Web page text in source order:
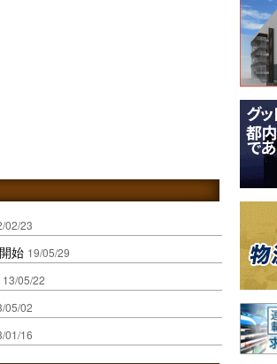
02/23
始 19/05/29
13/05/22
05/02
01/16